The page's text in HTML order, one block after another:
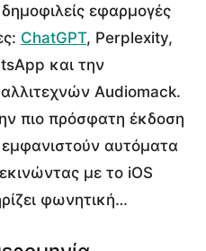
εφαρμογές
ChatGPT, Perplexity,
και την
Audiomack.
πιο πρόσφατη έκδοση
αυτόματα
με το iOS
φωνητική…